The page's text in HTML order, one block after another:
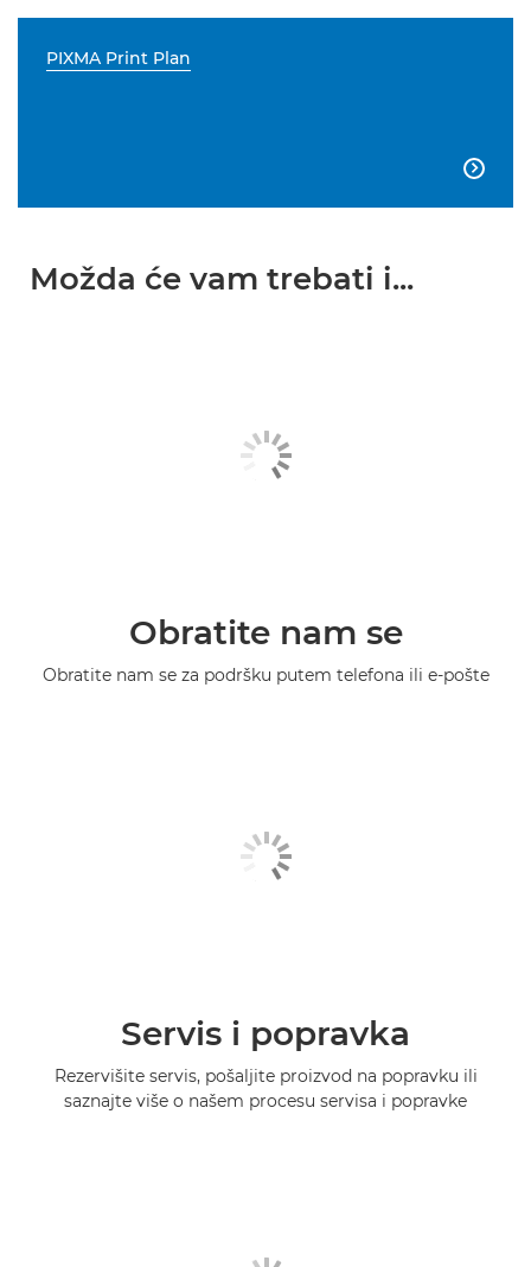
PIXMA Print Plan

Možda će vam trebati i...
Obratite nam se
Obratite nam se za podršku putem telefona ili e-pošte
Servis i popravka
Rezervišite servis, pošaljite proizvod na popravku ili
saznajte više o našem procesu servisa i popravke